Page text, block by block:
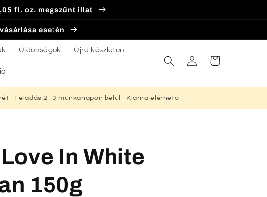
fl. oz. megszűnt illat
esetén
Újdonságok Újra készleten
Bejelentkezés
Kosár
· Feladás 2–3 munkanapon belül · Klarna elérhető
In White
150g